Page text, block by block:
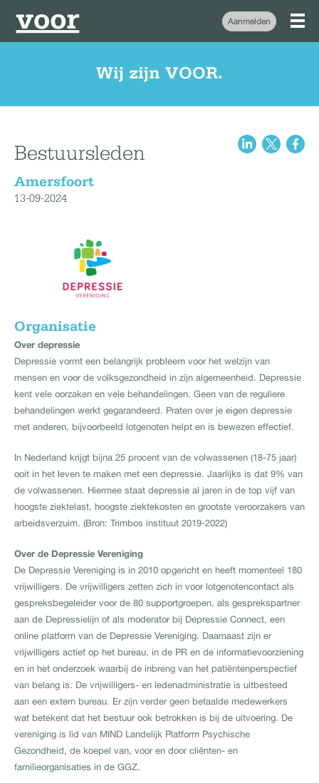
Aanmelden
Wij zijn VOOR.
Bestuursleden
Amersfoort
13-09-2024
Organisatie
Over depressie
Depressie vormt een belangrijk probleem voor het welzijn van
mensen en voor de volksgezondheid in zijn algemeenheid. Depressie
kent vele oorzaken en vele behandelingen. Geen van de reguliere
behandelingen werkt gegarandeerd. Praten over je eigen depressie
met anderen, bijvoorbeeld lotgenoten helpt en is bewezen effectief.
In Nederland krijgt bijna 25 procent van de volwassenen (18-75 jaar)
ooit in het leven te maken met een depressie. Jaarlijks is dat 9% van
de volwassenen. Hiermee staat depressie al jaren in de top vijf van
hoogste ziektelast, hoogste ziektekosten en grootste veroorzakers van
arbeidsverzuim. (Bron: Trimbos instituut 2019-2022)
Over de Depressie Vereniging
De Depressie Vereniging is in 2010 opgericht en heeft momenteel 180
vrijwilligers. De vrijwilligers zetten zich in voor lotgenotencontact als
gespreksbegeleider voor de 80 supportgroepen, als gesprekspartner
aan de Depressielijn of als moderator bij Depressie Connect, een
online platform van de Depressie Vereniging. Daarnaast zijn er
vrijwilligers actief op het bureau, in de PR en de informatievoorziening
en in het onderzoek waarbij de inbreng van het patiëntenperspectief
van belang is. De vrijwilligers- en ledenadministratie is uitbesteed
aan een extern bureau. Er zijn verder geen betaalde medewerkers
wat betekent dat het bestuur ook betrokken is bij de uitvoering. De
vereniging is lid van MIND Landelijk Platform Psychische
Gezondheid, de koepel van, voor en door cliënten- en
familieorganisaties in de GGZ.